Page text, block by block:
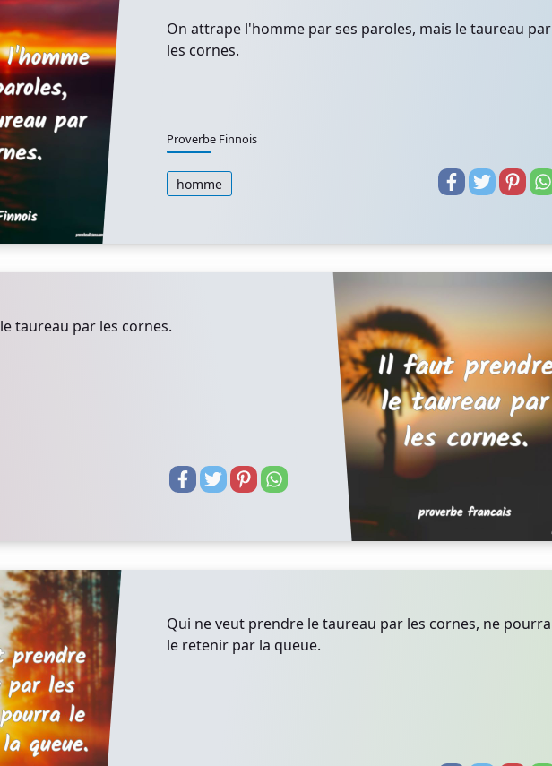
On attrape l'homme par ses paroles, mais le taureau par
les cornes.
Proverbe Finnois
homme
taureau par les cornes.
Qui ne veut prendre le taureau par les cornes, ne pourra
le retenir par la queue.